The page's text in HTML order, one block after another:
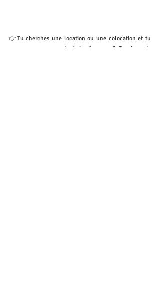
👉Tu cherches une location ou une colocation et tu
ne veux pas payer de frais d'agence ? Tu viens de